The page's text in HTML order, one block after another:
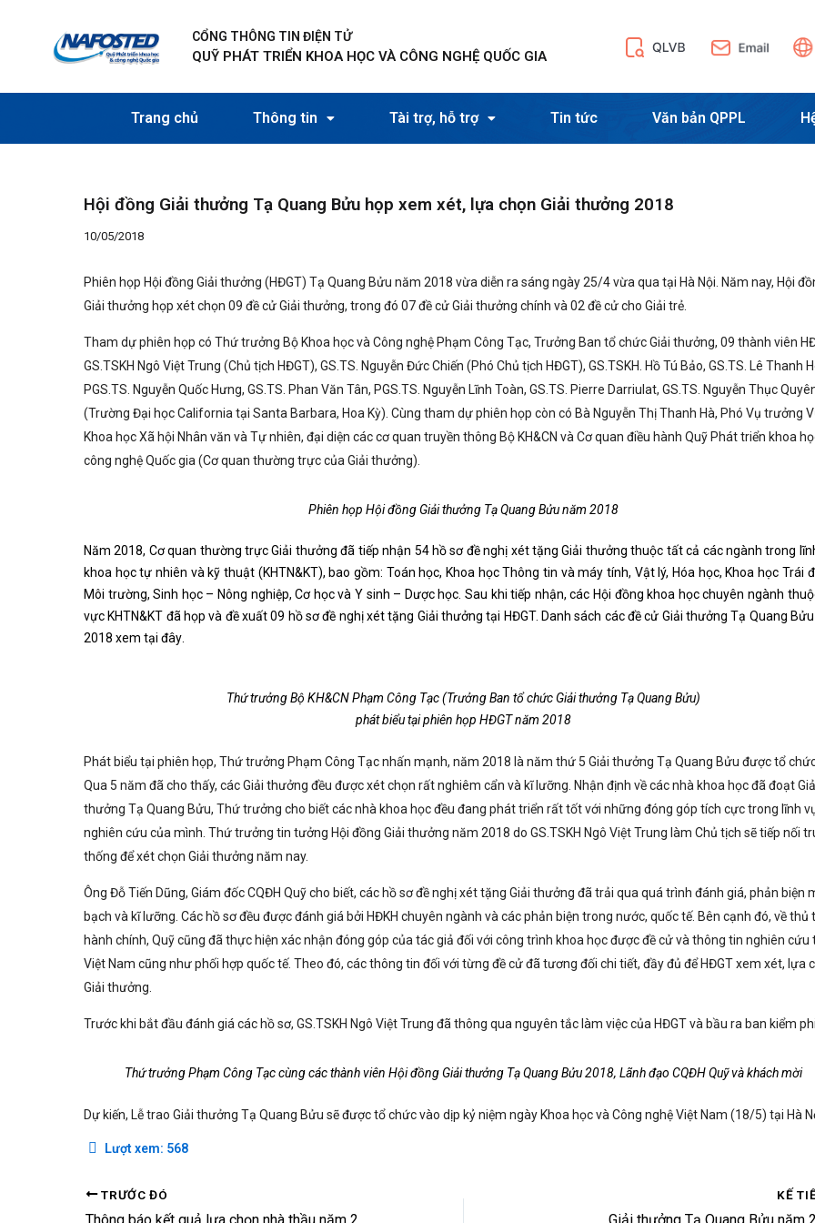
CỔNG THÔNG TIN ĐIỆN TỬ
QUỸ PHÁT TRIỂN KHOA HỌC VÀ CÔNG NGHỆ QUỐC GIA
Trang chủ Thông tin Tài trợ, hỗ trợ Tin tức Văn bản QPPL
Hội đồng Giải thưởng Tạ Quang Bửu họp xem xét, lựa chọn Giải thưởng 2018
10/05/2018
Phiên họp Hội đồng Giải thưởng (HĐGT) Tạ Quang Bửu năm 2018 vừa diễn ra sáng ngày 25/4 vừa qua tại Hà Nội. Năm nay, Hội
Giải thưởng họp xét chọn 09 đề cử Giải thưởng, trong đó 07 đề cử Giải thưởng chính và 02 đề cử cho Giải trẻ.
Tham dự phiên họp có Thứ trưởng Bộ Khoa học và Công nghệ Phạm Công Tạc, Trưởng Ban tổ chức Giải thưởng, 09 thành viên
GS.TSKH Ngô Việt Trung (Chủ tịch HĐGT), GS.TS. Nguyễn Đức Chiến (Phó Chủ tịch HĐGT), GS.TSKH. Hồ Tú Bảo, GS.TS. Lê Thanh
PGS.TS. Nguyễn Quốc Hưng, GS.TS. Phan Văn Tân, PGS.TS. Nguyễn Lĩnh Toàn, GS.TS. Pierre Darriulat, GS.TS. Nguyễn Thục
(Trường Đại học California tại Santa Barbara, Hoa Kỳ). Cùng tham dự phiên họp còn có Bà Nguyễn Thị Thanh Hà, Phó Vụ trưởng
Khoa học Xã hội Nhân văn và Tự nhiên, đại diện các cơ quan truyền thông Bộ KH&CN và Cơ quan điều hành Quỹ Phát triển khoa
công nghệ Quốc gia (Cơ quan thường trực của Giải thưởng).
Phiên họp Hội đồng Giải thưởng Tạ Quang Bửu năm 2018
Năm 2018, Cơ quan thường trực Giải thưởng đã tiếp nhận 54 hồ sơ đề nghị xét tặng Giải thưởng thuộc tất cả các ngành trong
khoa học tự nhiên và kỹ thuật (KHTN&KT), bao gồm: Toán học, Khoa học Thông tin và máy tính, Vật lý, Hóa học, Khoa học Trái
Môi trường, Sinh học – Nông nghiệp, Cơ học và Y sinh – Dược học. Sau khi tiếp nhận, các Hội đồng khoa học chuyên ngành
vực KHTN&KT đã họp và đề xuất 09 hồ sơ đề nghị xét tặng Giải thưởng tại HĐGT. Danh sách các đề cử Giải thưởng Tạ Quang
2018 xem tại đây.
Thứ trưởng Bộ KH&CN Phạm Công Tạc (Trưởng Ban tổ chức Giải thưởng Tạ Quang Bửu)
phát biểu tại phiên họp HĐGT năm 2018
Phát biểu tại phiên họp, Thứ trưởng Phạm Công Tạc nhấn mạnh, năm 2018 là năm thứ 5 Giải thưởng Tạ Quang Bửu được tổ
Qua 5 năm đã cho thấy, các Giải thưởng đều được xét chọn rất nghiêm cẩn và kĩ lưỡng. Nhận định về các nhà khoa học đã đoạt
thưởng Tạ Quang Bửu, Thứ trưởng cho biết các nhà khoa học đều đang phát triển rất tốt với những đóng góp tích cực trong lĩnh
nghiên cứu của mình. Thứ trưởng tin tưởng Hội đồng Giải thưởng năm 2018 do GS.TSKH Ngô Việt Trung làm Chủ tịch sẽ tiếp nối
thống để xét chọn Giải thưởng năm nay.
Ông Đỗ Tiến Dũng, Giám đốc CQĐH Quỹ cho biết, các hồ sơ đề nghị xét tặng Giải thưởng đã trải qua quá trình đánh giá, phản biện
bạch và kĩ lưỡng. Các hồ sơ đều được đánh giá bởi HĐKH chuyên ngành và các phản biện trong nước, quốc tế. Bên cạnh đó, về thủ
hành chính, Quỹ cũng đã thực hiện xác nhận đóng góp của tác giả đối với công trình khoa học được đề cử và thông tin nghiên cứu
Việt Nam cũng như phối hợp quốc tế. Theo đó, các thông tin đối với từng đề cử đã tương đối chi tiết, đầy đủ để HĐGT xem xét, lựa
Giải thưởng.
Trước khi bắt đầu đánh giá các hồ sơ, GS.TSKH Ngô Việt Trung đã thông qua nguyên tắc làm việc của HĐGT và bầu ra ban kiểm
Thứ trưởng Phạm Công Tạc cùng các thành viên Hội đồng Giải thưởng Tạ Quang Bửu 2018, Lãnh đạo CQĐH Quỹ và khách mời
Dự kiến, Lễ trao Giải thưởng Tạ Quang Bửu sẽ được tổ chức vào dịp kỷ niệm ngày Khoa học và Công nghệ Việt Nam (18/5) tại Hà
Lượt xem: 568
hướng
bài
TRƯỚC ĐÓ KẾ